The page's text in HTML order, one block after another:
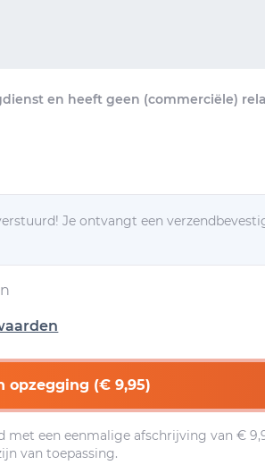
en heeft geen (commerciële)
Je ontvangt een
opzegging (€ 9,95)
een eenmalige afschrijving van €
van toepassing.